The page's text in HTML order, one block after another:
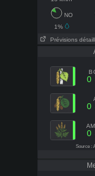
NO
1%
Prévisions
0
0
0
Source :